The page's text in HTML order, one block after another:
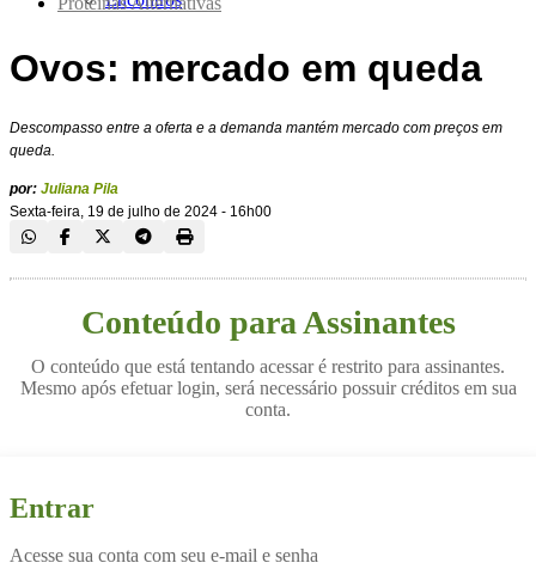
Ovos: mercado em queda
Descompasso entre a oferta e a demanda mantém mercado com preços em
queda.
por: Juliana Pila
Sexta-feira, 19 de julho de 2024 - 16h00
Conteúdo para Assinantes
O conteúdo que está tentando acessar é restrito para assinantes.
Mesmo após efetuar login, será necessário possuir créditos em sua
conta.
Entrar
Acesse sua conta com seu e-mail e senha